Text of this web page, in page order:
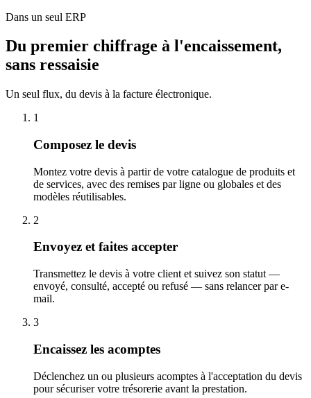
Dans un seul ERP
Du premier chiffrage à l'encaissement,
sans ressaisie
Un seul flux, du devis à la facture électronique.
1
Composez le devis
Montez votre devis à partir de votre catalogue de produits et
de services, avec des remises par ligne ou globales et des
modèles réutilisables.
2
Envoyez et faites accepter
Transmettez le devis à votre client et suivez son statut —
envoyé, consulté, accepté ou refusé — sans relancer par e-
mail.
3
Encaissez les acomptes
Déclenchez un ou plusieurs acomptes à l'acceptation du devis
pour sécuriser votre trésorerie avant la prestation.